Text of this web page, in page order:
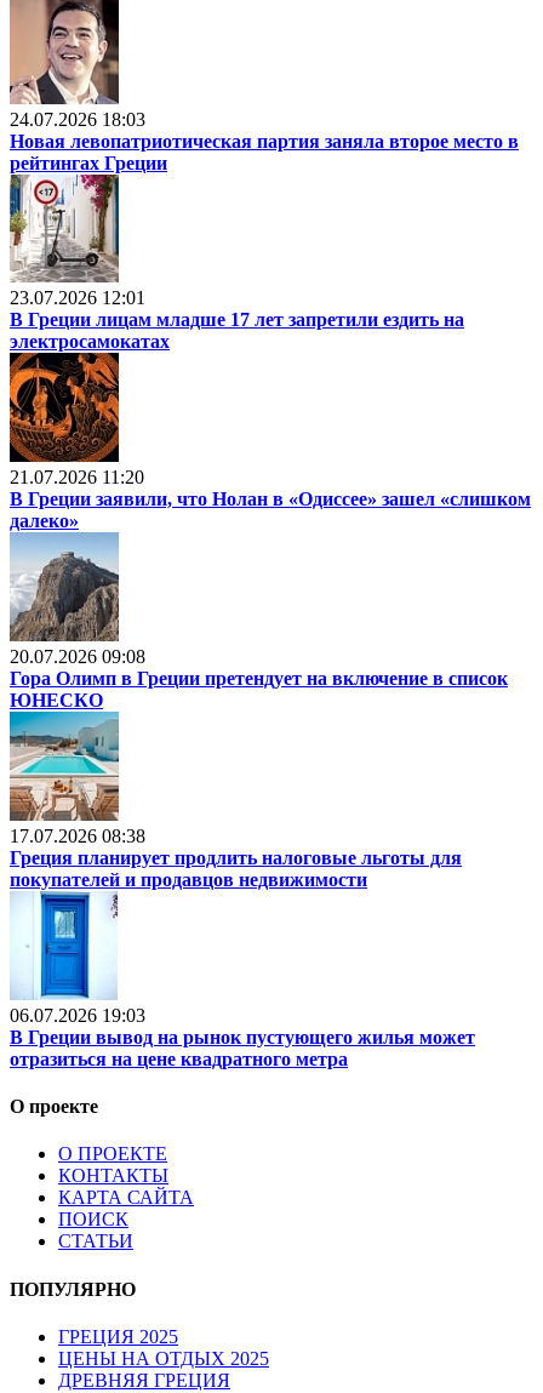
24.07.2026 18:03
Новая левопатриотическая партия заняла второе место в
рейтингах Греции
23.07.2026 12:01
В Греции лицам младше 17 лет запретили ездить на
электросамокатах
21.07.2026 11:20
В Греции заявили, что Нолан в «Одиссее» зашел «слишком
далеко»
20.07.2026 09:08
Гора Олимп в Греции претендует на включение в список
ЮНЕСКО
17.07.2026 08:38
Греция планирует продлить налоговые льготы для
покупателей и продавцов недвижимости
06.07.2026 19:03
В Греции вывод на рынок пустующего жилья может
отразиться на цене квадратного метра
О проекте
О ПРОЕКТЕ
КОНТАКТЫ
КАРТА САЙТА
ПОИСК
СТАТЬИ
ПОПУЛЯРНО
ГРЕЦИЯ 2025
ЦЕНЫ НА ОТДЫХ 2025
ДРЕВНЯЯ ГРЕЦИЯ